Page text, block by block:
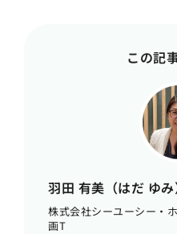
この記
羽田 有美（はだ ゆみ
株式会社シーユーシー・
画T